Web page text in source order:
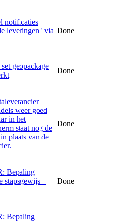
notificaties
leveringen" via Done
geopackage
Done
weer goed
in het
staat nog de
plaats van de
Done
Bepaling
stapsgewijs –
Done
Bepaling